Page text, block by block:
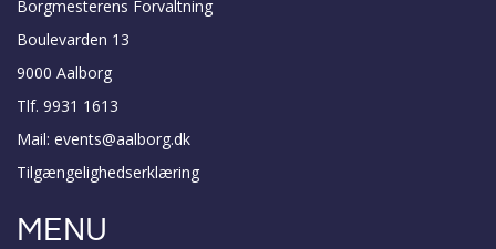
Borgmesterens Forvaltning
Boulevarden 13
9000 Aalborg
Tlf. 9931 1613
Mail: events@aalborg.dk
Tilgængelighedserklæring
MENU